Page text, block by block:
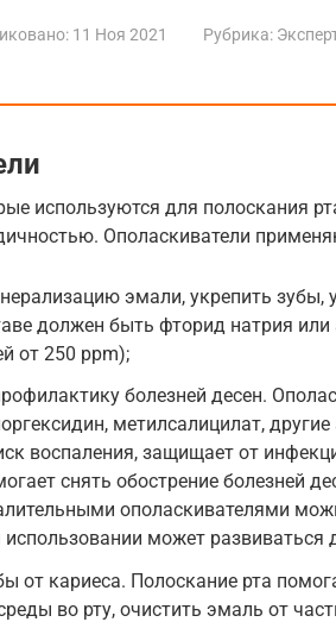
11 Ноя 2021 Рубрика:
используются для полоскания
Ополаскиватели
эмали, укрепить зубы,
должен быть фторид натрия
от 250 ppm);
болезней десен.
метилсалицилат,
воспаления, защищает от
снять обострение болезней
ополаскивателями
может развиваться
от кариеса. Полоскание рта
во рту, очистить эмаль от